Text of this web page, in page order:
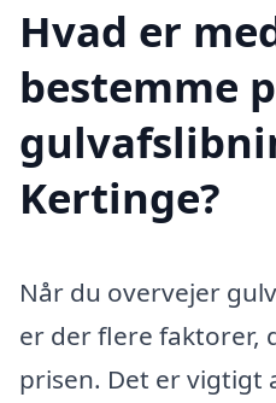
Hvad er
bestemme
Kertinge?
Når du overvejer
er der flere faktorer,
prisen. Det er vigtigt